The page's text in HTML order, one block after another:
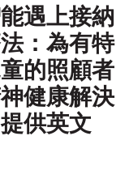
遇上接納
：為有特
的照顧者
健康解決
供英文